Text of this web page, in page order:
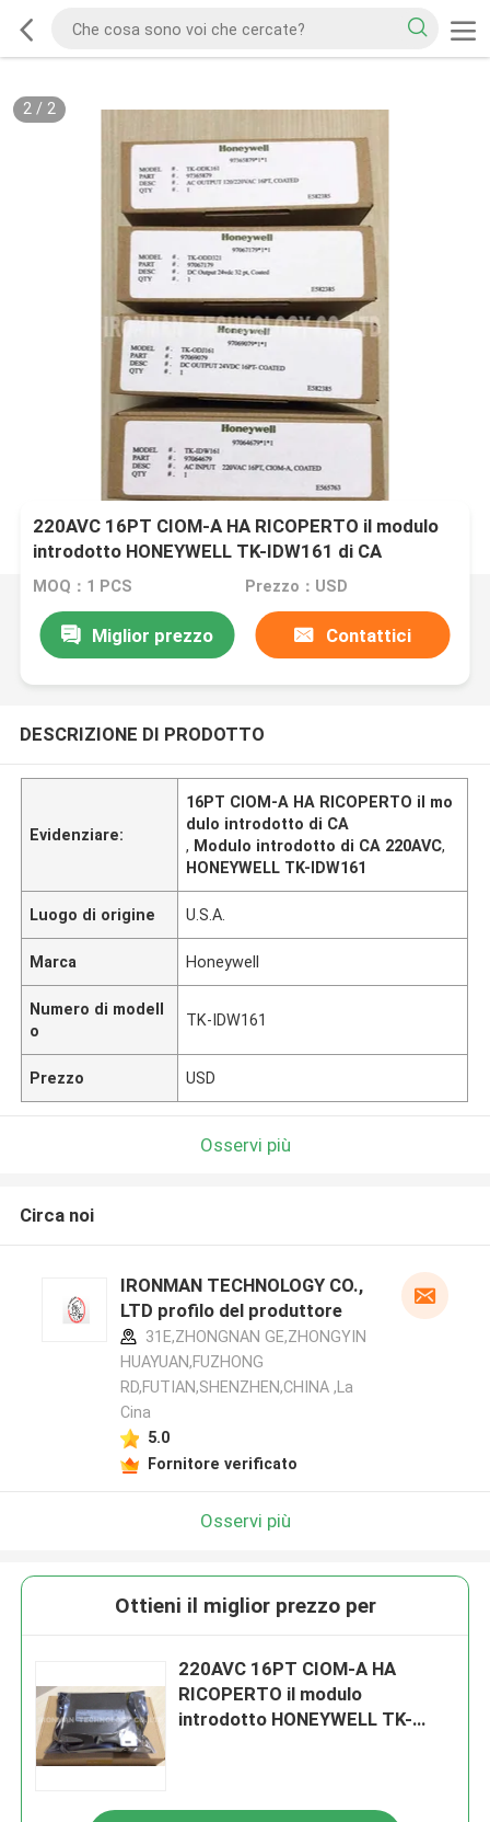
2/ 2
220AVC 16PT CIOM-A HA RICOPERTO il modulo
introdotto HONEYWELL TK-IDW161 di CA
MOQ：1 PCS Prezzo：USD
Miglior prezzo Contattici
DESCRIZIONE DI PRODOTTO
Evidenziare:
16PT CIOM-A HA RICOPERTO il mo
dulo introdotto di CA
, Modulo introdotto di CA 220AVC,
HONEYWELL TK-IDW161
Luogo di origine U.S.A.
Marca Honeywell
Numero di modell
o
TK-IDW161
Prezzo USD
Osservi più
Circa noi
IRONMAN TECHNOLOGY CO.,
LTD profilo del produttore
31E,ZHONGNAN GE,ZHONGYIN
HUAYUAN,FUZHONG
RD,FUTIAN,SHENZHEN,CHINA ,La
Cina
5.0
Fornitore verificato
Osservi più
Ottieni il miglior prezzo per
220AVC 16PT CIOM-A HA
RICOPERTO il modulo
introdotto HONEYWELL TK-